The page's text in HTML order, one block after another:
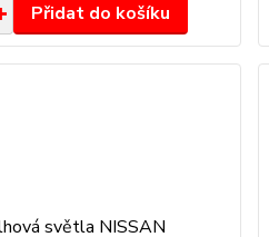
Přidat do košíku